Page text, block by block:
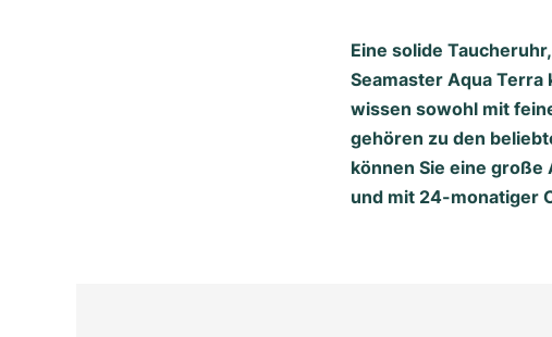
Eine solide
Seamaster Aqua Terra
wissen sowohl mit
gehören zu den
können Sie eine
und mit 24-monatiger